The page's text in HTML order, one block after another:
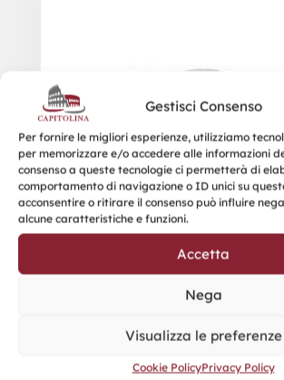
Gestisci Consenso
Per fornire le migliori esperienze, utilizziamo
per memorizzare e/o accedere alle informazioni
consenso a queste tecnologie ci permetterà di
comportamento di navigazione o ID unici su
acconsentire o ritirare il consenso può influire
alcune caratteristiche e funzioni.
Accetta
Nega
Visualizza le preferenze
Cookie PolicyPrivacy Policy